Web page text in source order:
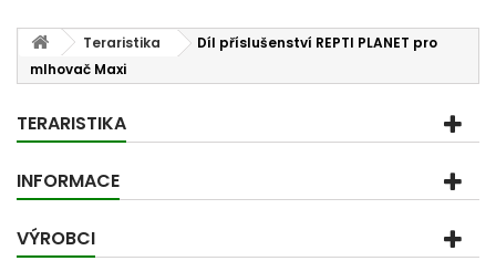
Teraristika
Díl příslušenství REPTI PLANET pro
mlhovač Maxi
TERARISTIKA
INFORMACE
VÝROBCI